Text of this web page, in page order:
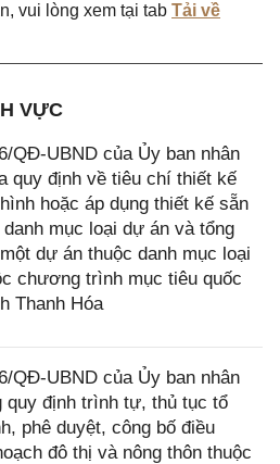
vui lòng xem tại tab Tải về
VỰC
QĐ-UBND của Ủy ban nhân
quy định về tiêu chí thiết kế
hoặc áp dụng thiết kế sẵn
mục loại dự án và tổng
dự án thuộc danh mục loại
chương trình mục tiêu quốc
Thanh Hóa
QĐ-UBND của Ủy ban nhân
quy định trình tự, thủ tục tổ
phê duyệt, công bố điều
đô thị và nông thôn thuộc